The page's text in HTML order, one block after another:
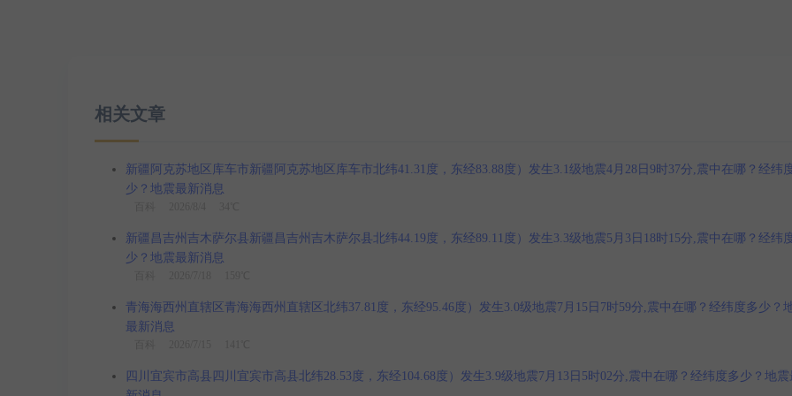
相关文章
新疆阿克苏地区库车市新疆阿克苏地区库车市北纬41.31度，东经83.88度）发生3.1级地震4月28日9时37分,震中在哪？经纬
少？地震最新消息
新疆昌吉州吉木萨尔县新疆昌吉州吉木萨尔县北纬44.19度，东经89.11度）发生3.3级地震5月3日18时15分,震中在哪？经纬
少？地震最新消息
青海海西州直辖区青海海西州直辖区北纬37.81度，东经95.46度）发生3.0级地震7月15日7时59分,震中在哪？经纬度多少？
最新消息
四川宜宾市高县四川宜宾市高县北纬28.53度，东经104.68度）发生3.9级地震7月13日5时02分,震中在哪？经纬度多少？地震